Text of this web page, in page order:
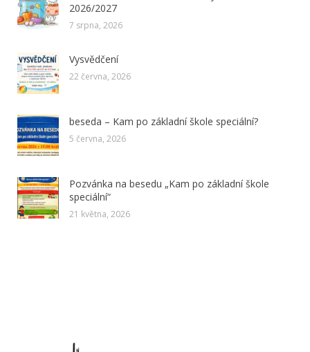
2026/2027
7 srpna, 2026
Vysvědčení
22 června, 2026
beseda – Kam po základní škole speciální?
5 června, 2026
Pozvánka na besedu „Kam po základní škole
speciální“
21 května, 2026